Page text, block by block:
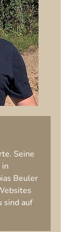
Seine
Beuler
sind auf